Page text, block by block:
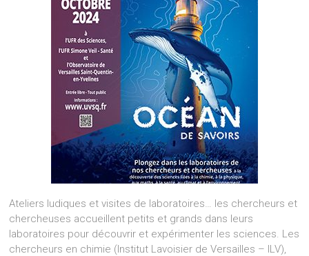
Ateliers ludiques et visites de laboratoires… les chercheurs et
chercheuses accueillent petits et grands dans leurs
laboratoires pour découvrir et expérimenter les sciences. Les
chercheurs en chimie (Institut Lavoisier de Versailles – ILV),